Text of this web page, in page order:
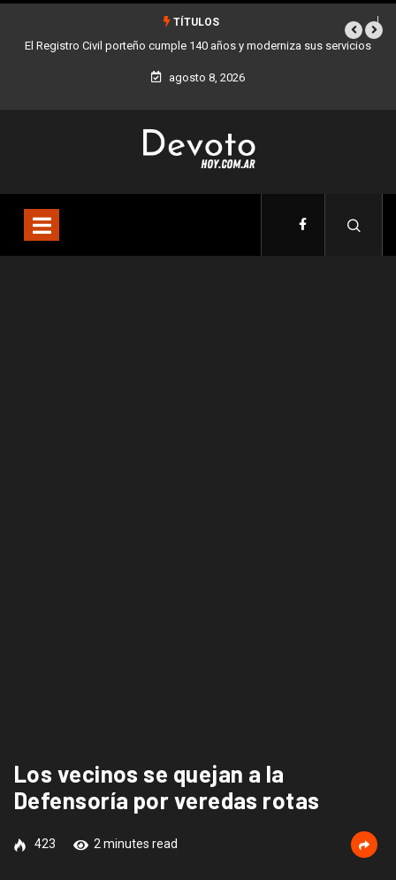
TÍTULOS
140 años y moderniza sus servicios
Buenos Aires sumó 12 nuevos Bares
agosto 8, 2026
Los vecinos se quejan a la
Defensoría por veredas rotas
423 2 minutes read